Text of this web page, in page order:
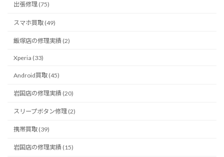
出張修理 (75)
スマホ買取 (49)
飯塚店の修理実績 (2)
Xperia (33)
Android買取 (45)
岩国店の修理実績 (20)
スリープボタン修理 (2)
携帯買取 (39)
岩国店の修理実績 (15)